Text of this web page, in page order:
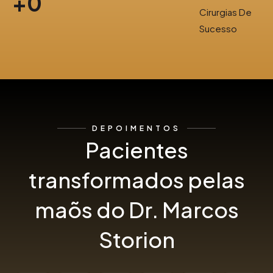
Cirurgias De
Sucesso
DEPOIMENTOS
Pacientes
transformados pelas
maõs do Dr. Marcos
Storion